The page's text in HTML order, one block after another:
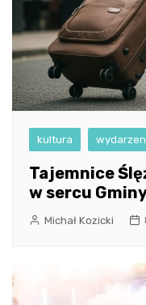
kultura
Tajemnice
w sercu
Michał Kozicki